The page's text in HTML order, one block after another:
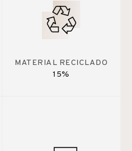
MATERIAL RECICLADO
15%